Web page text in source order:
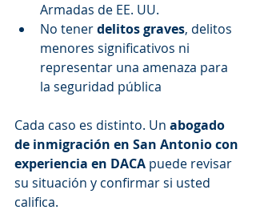
Armadas de EE. UU.
No tener delitos graves, delitos
menores significativos ni
representar una amenaza para
la seguridad pública
Cada caso es distinto. Un abogado
de inmigración en San Antonio con
experiencia en DACA puede revisar
su situación y confirmar si usted
califica.